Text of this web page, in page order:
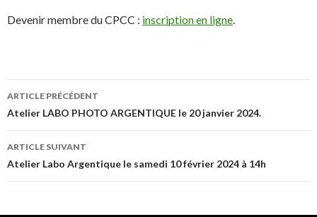
Devenir membre du CPCC : inscription en ligne
Navigation
des
articles
ARTICLE PRÉCÉDENT
Atelier LABO PHOTO ARGENTIQUE le 20 janvier 2024.
ARTICLE SUIVANT
Atelier Labo Argentique le samedi 10 février 2024 à 14h